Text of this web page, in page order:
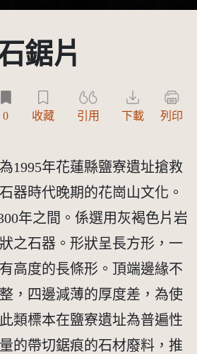
鋸片
後版本(CC BY 3.0 TW +)
0 收藏 引用 下載 列印
1995年花蓮縣鹽寮遺址搶救
器時代晚期的花崗山文化。
年之間。係選用灰褐色片岩
之石器。形狀呈長方形，一
高度的長條形。頂端邊緣不
，四邊減薄的厚度差，為使
類標本在鹽寮遺址為普遍性
的帶切鋸痕的石材廢料，推